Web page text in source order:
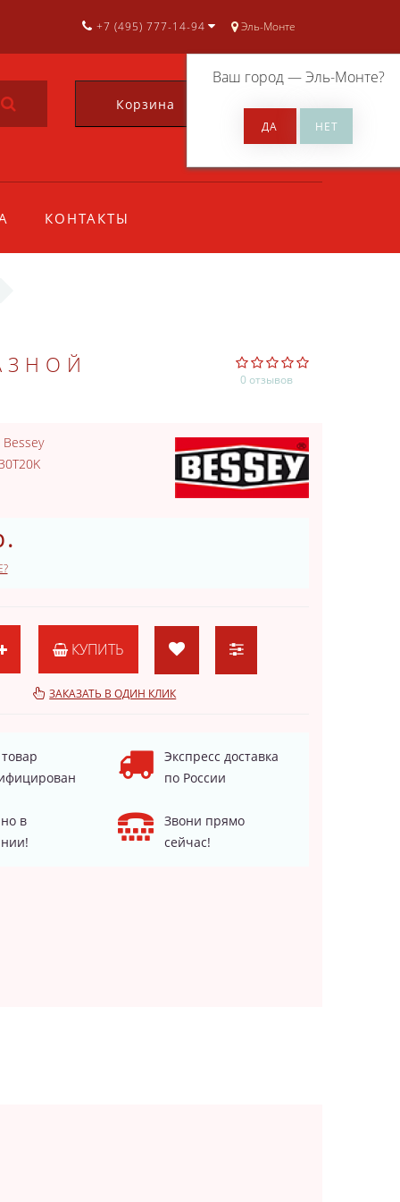
Эль-Монте
Ваш город —Эль-Монте?
+7 (495) 777-14-94
Корзина 0
КОНТАКТЫ
0 отзывов
Bessey
КУПИТЬ
ЗАКАЗАТЬ В ОДИН КЛИК
Экспресс доставка
по России
в
Звони прямо
сейчас!